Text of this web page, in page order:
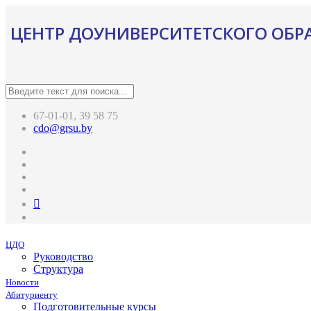
ЦЕНТР ДОУНИВЕРСИТЕТСКОГО
67-01-01, 39 58 75
cdo@grsu.by
ЦДО
Руководство
Структура
Новости
Абитуриенту
Подготовительные курсы